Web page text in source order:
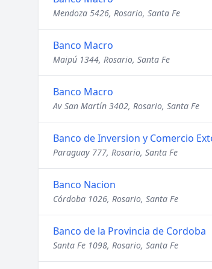
Mendoza 5426, Rosario, Santa Fe
Banco Macro
Maipú 1344, Rosario, Santa Fe
Banco Macro
Av San Martín 3402, Rosario, Santa Fe
Banco de Inversion y Comercio
Paraguay 777, Rosario, Santa Fe
Banco Nacion
Córdoba 1026, Rosario, Santa Fe
Banco de la Provincia de Cordoba
Santa Fe 1098, Rosario, Santa Fe